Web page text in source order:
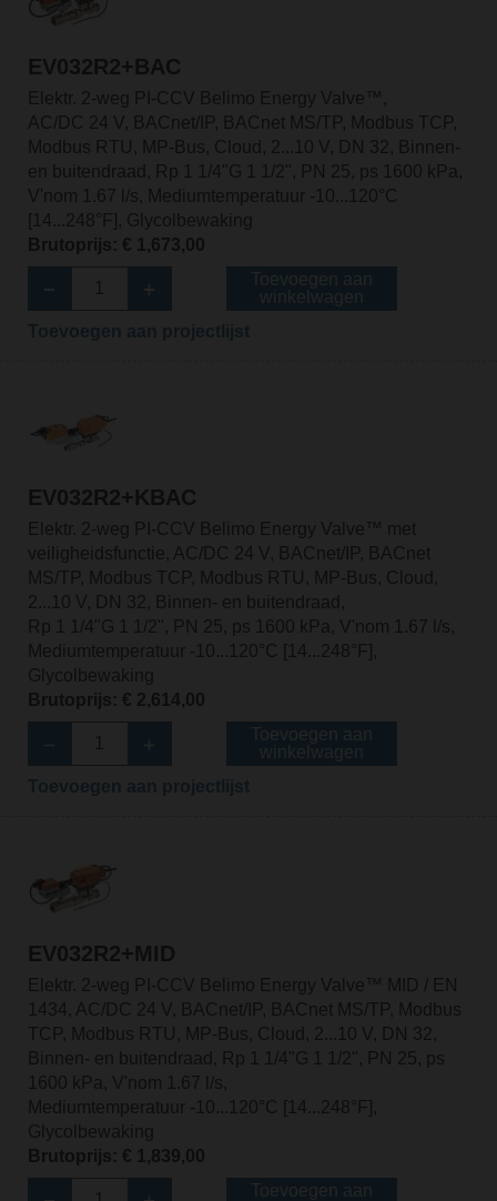
EV032R2+BAC
Elektr. 2-weg PI-CCV Belimo Energy Valve™,
AC/DC 24 V, BACnet/IP, BACnet MS/TP, Modbus TCP,
Modbus RTU, MP-Bus, Cloud, 2...10 V, DN 32, Binnen-
en buitendraad, Rp 1 1/4"G 1 1/2", PN 25, ps 1600 kPa,
V'nom 1.67 l/s, Mediumtemperatuur -10...120°C
[14...248°F], Glycolbewaking
Brutoprijs: € 1,673,00
EV032R2+KBAC
Elektr. 2-weg PI-CCV Belimo Energy Valve™ met
veiligheidsfunctie, AC/DC 24 V, BACnet/IP, BACnet
MS/TP, Modbus TCP, Modbus RTU, MP-Bus, Cloud,
2...10 V, DN 32, Binnen- en buitendraad,
Rp 1 1/4"G 1 1/2", PN 25, ps 1600 kPa, V'nom 1.67 l/s,
Mediumtemperatuur -10...120°C [14...248°F],
Glycolbewaking
Brutoprijs: € 2,614,00
EV032R2+MID
Elektr. 2-weg PI-CCV Belimo Energy Valve™ MID / EN
1434, AC/DC 24 V, BACnet/IP, BACnet MS/TP, Modbus
TCP, Modbus RTU, MP-Bus, Cloud, 2...10 V, DN 32,
Binnen- en buitendraad, Rp 1 1/4"G 1 1/2", PN 25, ps
1600 kPa, V'nom 1.67 l/s,
Mediumtemperatuur -10...120°C [14...248°F],
Glycolbewaking
Brutoprijs: € 1,839,00